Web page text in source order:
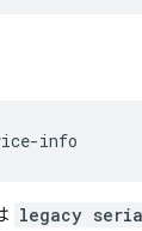
legacy